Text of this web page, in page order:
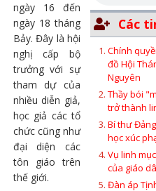
Các
Chính
đồ Hội
Nguyên
Thầy bói
trở thành
Bí thư
học xúc
Vụ linh
của giáo
Đàn áp
ngày 16 đến
ngày 18 tháng
Bảy. Đây là hội
nghị cấp bộ
trưởng với sự
tham dự của
nhiều diễn giả,
học giả các tổ
chức cũng như
đại diện các
tôn giáo trên
thế giới.